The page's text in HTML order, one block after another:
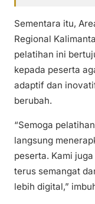
Sementara itu,
Regional
pelatihan ini
kepada peserta
adaptif dan
berubah.
“Semoga
langsung
peserta. Kami
terus semangat
lebih digital,”